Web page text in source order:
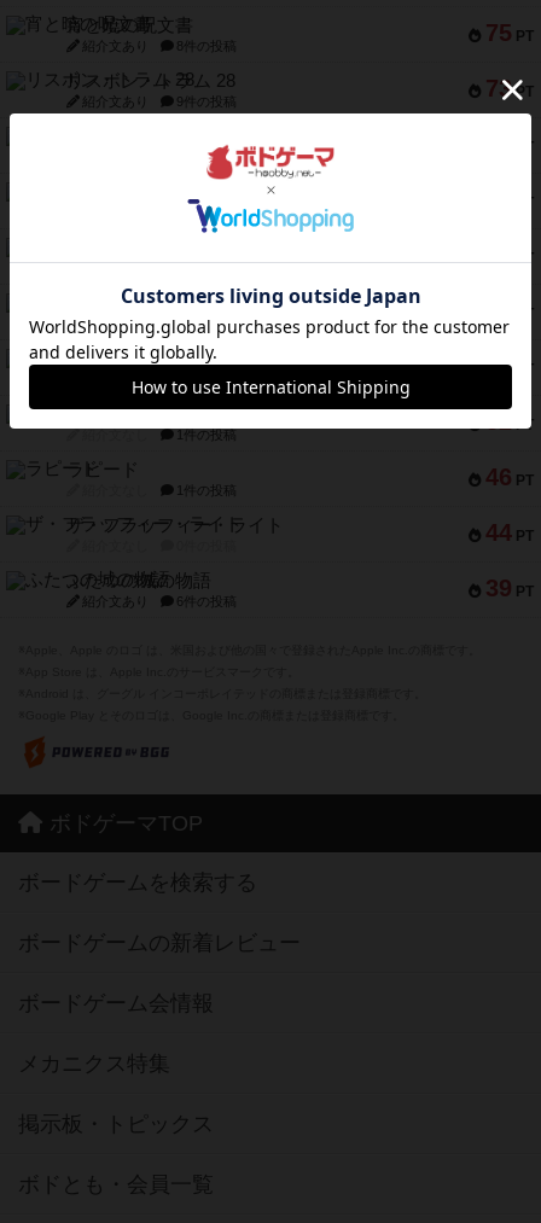
75 PT
宵と暁の呪文書
紹介文あり 8件の投稿
73 PT
リスボン・トラム 28
紹介文あり 9件の投稿
PT
1件の投稿
PT
1件の投稿
PT
PT
スモールワールド
紹介文あり 13件の投稿
58 PT
ギャンブラー
紹介文なし 2件の投稿
PT
Bitter End ブタペスト救出作戦
1件の投稿
46 PT
ラピード
1件の投稿
44 PT
ザ・フラッフィー・ライト
39 PT
ふたつの城の物語
紹介文あり 6件の投稿
ボドゲーマTOP
ボードゲームを検索する
ボードゲームの新着レビュー
ボードゲーム会情報
メカニクス特集
掲示板・トピックス
ボドとも・会員一覧